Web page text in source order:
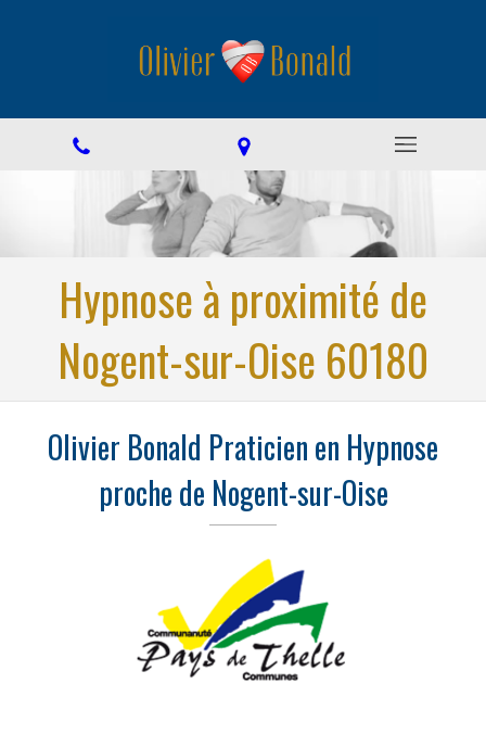
Hypnose à proximité de
Nogent-sur-Oise 60180
Olivier Bonald Praticien en Hypnose
proche de Nogent-sur-Oise